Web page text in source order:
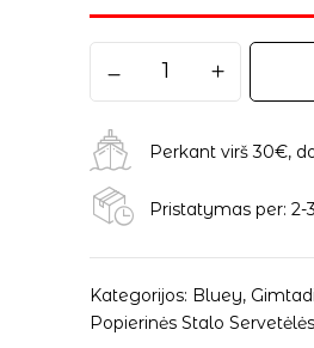
Perkant virš 30€,
Pristatymas per: 2-
Kategorijos: Bluey,
Popierinės Stalo Servetėlės